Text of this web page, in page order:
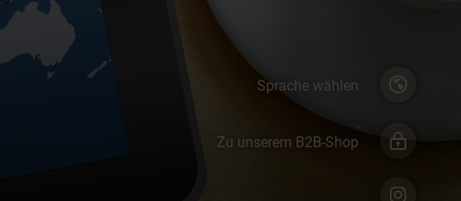
Sprache wählen
Zu unserem B2B-Shop